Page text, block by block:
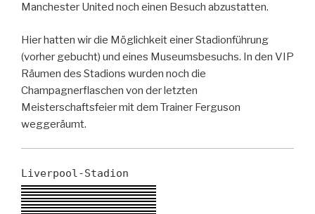
Manchester United noch einen Besuch abzustatten.
Hier hatten wir die Möglichkeit einer Stadionführung
(vorher gebucht) und eines Museumsbesuchs. In den VIP
Räumen des Stadions wurden noch die
Champagnerflaschen von der letzten
Meisterschaftsfeier mit dem Trainer Ferguson
weggeräumt.
Liverpool-Stadion